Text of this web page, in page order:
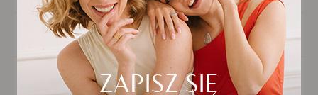
wieczorowym wydaniu.
SZCZEGÓŁY PRODUKTU
DOSTAWA ORAZ ZWROTY